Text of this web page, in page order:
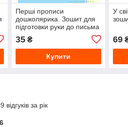
Перші прописи
дошколярика. Зошит для
підготовки руки до письма
35₴
Купити
У
69
за рік